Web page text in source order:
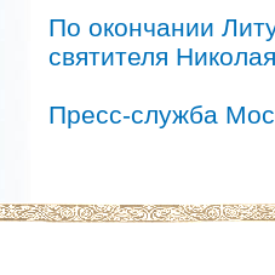
По окончании
святителя
Пресс-служба